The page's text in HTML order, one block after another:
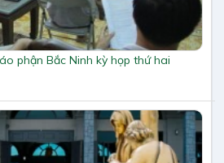
phận Bắc Ninh kỳ họp thứ hai